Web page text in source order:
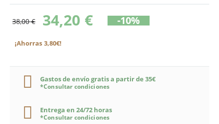
38,00 € 34,20 € -10%
¡Ahorras 3,80€!
Gastos de envío gratis a partir de 35€
*Consultar condiciones
Entrega en 24/72 horas
*Consultar condiciones